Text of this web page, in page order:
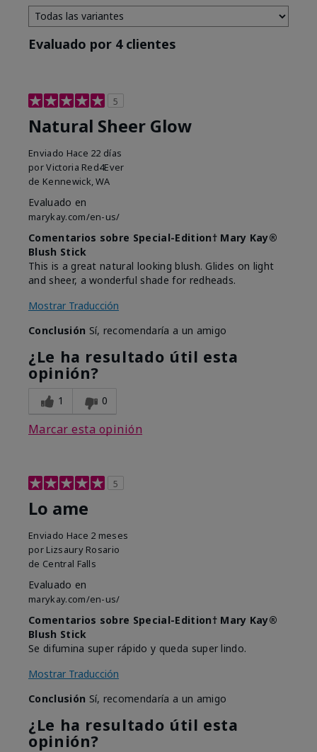
Evaluado por 4 clientes
5
Natural Sheer Glow
Enviado Hace 22 días
porVictoria Red4Ever
de Kennewick, WA
Evaluado en
marykay.com/en-us/
Comentarios sobre Special-Edition† Mary Kay®
Blush Stick
This is a great natural looking blush. Glides on light
and sheer, a wonderful shade for redheads.
Mostrar Traducción
Conclusión Sí, recomendaría a un amigo
¿Le ha resultado útil esta
opinión?
1 0
Marcar esta opinión
5
Lo ame
Enviado Hace 2 meses
por Lizsaury Rosario
de Central Falls
Evaluado en
marykay.com/en-us/
Comentarios sobre Special-Edition† Mary Kay®
Blush Stick
Se difumina super rápido y queda super lindo.
Mostrar Traducción
Conclusión Sí, recomendaría a un amigo
¿Le ha resultado útil esta
opinión?